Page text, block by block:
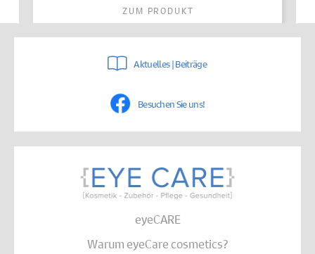
ZUM PRODUKT
Aktuelles | Beiträge
Besuchen Sie uns!
eyeCARE
Warum eyeCare cosmetics?